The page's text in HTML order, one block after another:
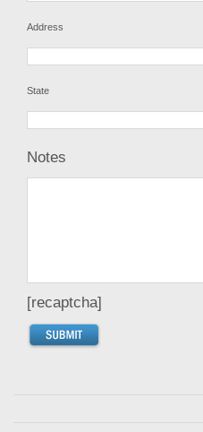
Address
State
Notes
[recaptcha]